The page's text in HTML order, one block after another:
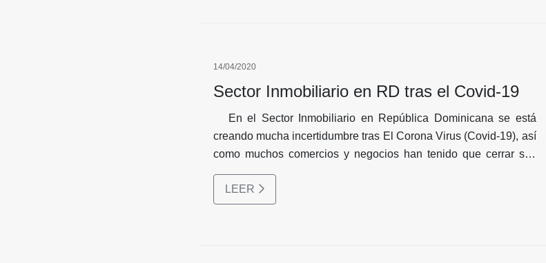
14/04/2020
Sector Inmobiliario en RD tras el Covid-19
En el Sector Inmobiliario en República Dominicana se está
creando mucha incertidumbre tras El Corona Virus (Covid-19), así
como muchos comercios y negocios han tenido que cerrar sus
puertas, también el Sector Inmobiliario se ha visto afectado por
completo, generando preocupación tanto a Inquilinos como
Arrendadores, Compradores, Vendedores....
LEER